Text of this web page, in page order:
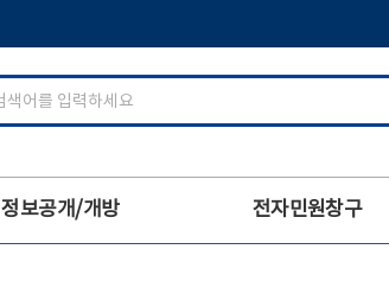
정보공개/개방 전자민원창구